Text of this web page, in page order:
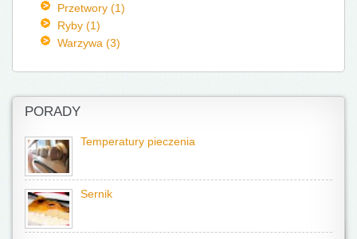
Przetwory (1)
Ryby (1)
Warzywa (3)
PORADY
Temperatury pieczenia
Sernik